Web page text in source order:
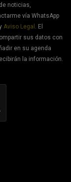
noticias,
vía WhatsApp
Aviso Legal
. El
sus datos con
en su agenda
la información.